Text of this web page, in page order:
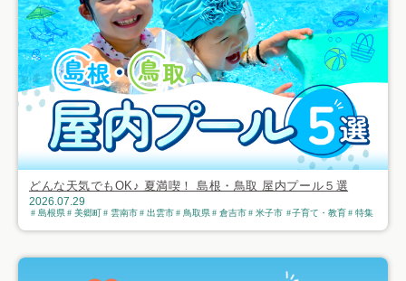
どんな天気でもOK♪ 夏満喫！ 島根・鳥取 屋内プール５選
2026.07.29
島根県 美郷町 雲南市 出雲市 鳥取県 倉吉市 米子市 子育て・教育 特集